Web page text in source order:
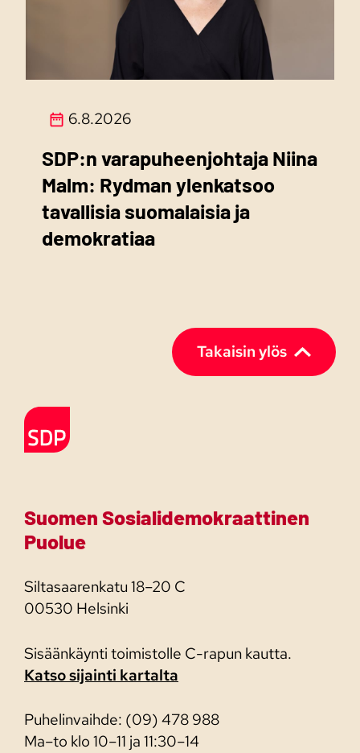
6.8.2026
SDP:n varapuheenjohtaja Niina
Malm: Rydman ylenkatsoo
tavallisia suomalaisia ja
demokratiaa
Takaisin ylös
Etusivulle
Suomen Sosialidemokraattinen
Puolue
Siltasaarenkatu 18–20 C
00530 Helsinki
Sisäänkäynti toimistolle C-rapun kautta.
Katso sijainti kartalta
Puhelinvaihde: (09) 478 988
Ma–to klo 10–11 ja 11:30–14